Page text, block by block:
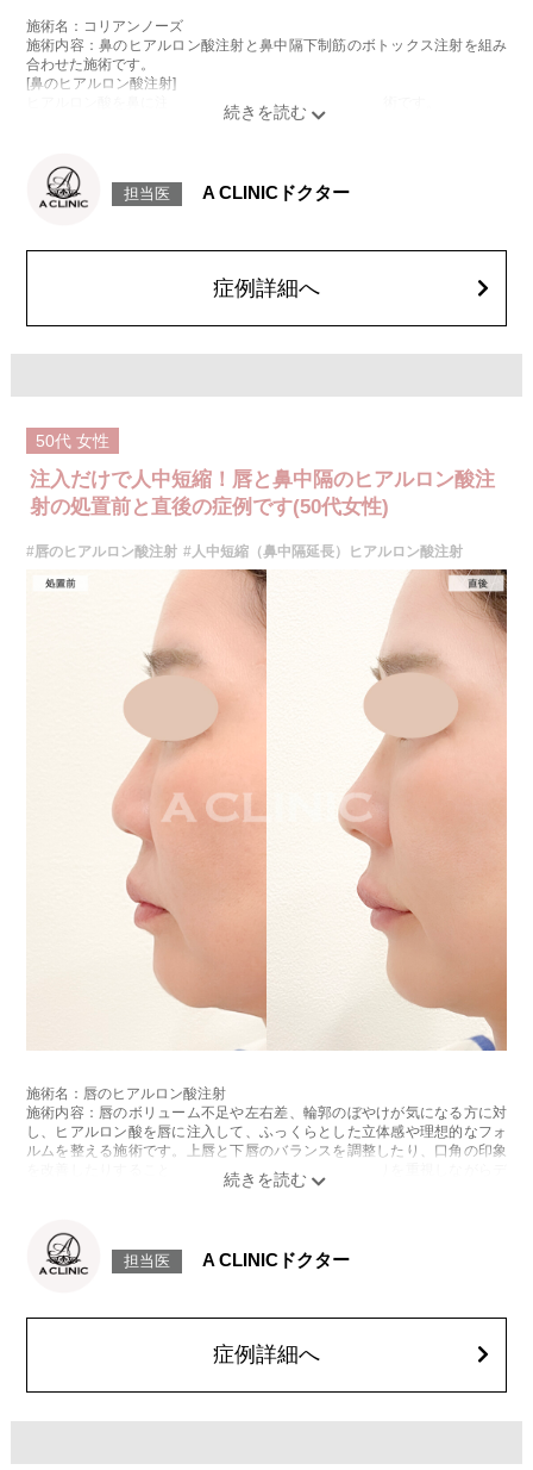
施術名：コリアンノーズ
施術内容：鼻のヒアルロン酸注射と鼻中隔下制筋のボトックス注射を組み
合わせた施術です。
[鼻のヒアルロン酸注射]
ヒアルロン酸を鼻に注入することで、鼻の形を整える施術です。
[鼻中隔下制筋のボトックス注射]
施術時間：約15分程
リスク、副作用：腫れ、赤み、内出血、痛み、突っ張り感などが生じるこ
は1〜2週間ほどお控えください。ボトックス注入後は男性は3か月、女性
は2か月避妊して頂くようお願いします。
施術名：唇のヒアルロン酸注射
を改善したりすることも可能で、ナチュラルな仕上がりを重視しながらデ
ザインしていきます。
施術時間：注入箇所数により異なりますが、10分程度です。
リスク、副作用：施術後に腫れ、赤み、内出血、痛み、突っ張り感などが
生じることがありますが、通常は一時的なもので数日〜1週間程度で軽快し
ていきます。まれに、ヒアルロン酸に対するアレルギー反応や、細菌感
染、血管閉塞といった重篤な合併症が生じる可能性もあります。施術後1〜
2週間は、注入部位を強く押したりマッサージしたりすることはお控えくだ
さい。
レスチレン 46,100円〜76,800円(税込)
レスチレンリフト※横浜院限定 59,300円～98,800円(税込)
ジュビダームビスタボルベラXC 79,100円〜131,800円(税込)
グロス注射 21,800円(税込)
オプション：表面麻酔 3,300円(税込) 笑気麻酔 3,300円(税込)
施術名：Aスレッド（繊維）
施術内容：お顔の目立たない箇所もしくは口腔から溶ける繊維を皮下へ挿
入し、引き上げることでフェイスラインや中顔面のたるみをリフトアップ
させる施術です。繊維が挿入された箇所にはコラーゲンやエラスチンが生
成されるため、長期的な美肌効果、肌質の改善効果、将来的なシワやたる
みの予防効果が期待できます。
施術時間：約15〜20分程
リスク、副作用：腫れ、内出血、疼痛、頭痛、引き攣れ感などが生じるこ
とがございます。また、稀ではありますが、施術部位の細菌感染症、皮膚
のよれ、繊維の突出などが生じることがございます。化膿止め・痛み止め
を処方しております。服用により、何か異常があれば服用を中止してくだ
オプション：笑気麻酔 3,300円(税込)
担当医 A CLINICドクター
症例詳細へ
50代 女性
注入だけで人中短縮！唇と鼻中隔のヒアルロン酸注
射の処置前と直後の症例です(50代女性)
#唇のヒアルロン酸注射 #人中短縮（鼻中隔延長）ヒアルロン酸注射
施術名：唇のヒアルロン酸注射
施術内容：唇のボリューム不足や左右差、輪郭のぼやけが気になる方に対
し、ヒアルロン酸を唇に注入して、ふっくらとした立体感や理想的なフォ
ルムを整える施術です。上唇と下唇のバランスを調整したり、口角の印象
を改善したりすることも可能で、ナチュラルな仕上がりを重視しながらデ
生じることがありますが、通常は一時的なもので数日〜1週間程度で軽快し
ていきます。まれに、ヒアルロン酸に対するアレルギー反応や、細菌感
さい。
レスチレン 46,100円〜76,800円(税込)
グロス注射 21,800円(税込)
担当医 A CLINICドクター
症例詳細へ